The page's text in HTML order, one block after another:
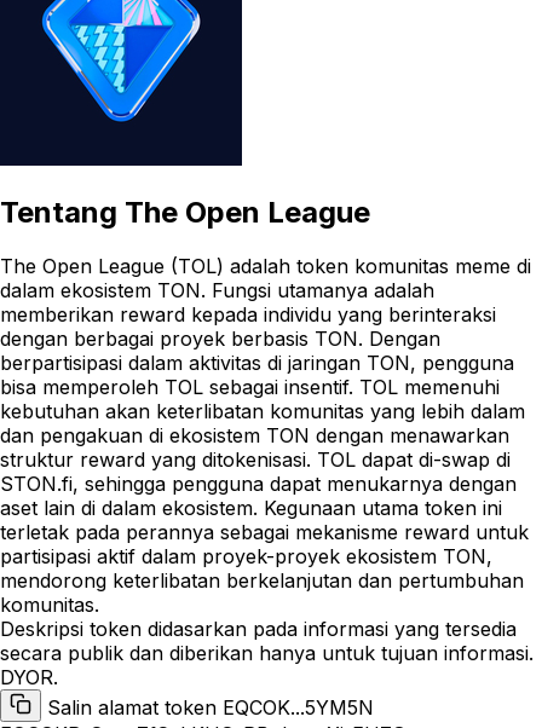
Tentang The Open League
The Open League (TOL) adalah token komunitas meme di
dalam ekosistem TON. Fungsi utamanya adalah
memberikan reward kepada individu yang berinteraksi
dengan berbagai proyek berbasis TON. Dengan
berpartisipasi dalam aktivitas di jaringan TON, pengguna
bisa memperoleh TOL sebagai insentif. TOL memenuhi
kebutuhan akan keterlibatan komunitas yang lebih dalam
dan pengakuan di ekosistem TON dengan menawarkan
struktur reward yang ditokenisasi. TOL dapat di-swap di
STON.fi, sehingga pengguna dapat menukarnya dengan
aset lain di dalam ekosistem. Kegunaan utama token ini
terletak pada perannya sebagai mekanisme reward untuk
partisipasi aktif dalam proyek-proyek ekosistem TON,
mendorong keterlibatan berkelanjutan dan pertumbuhan
komunitas.
Deskripsi token didasarkan pada informasi yang tersedia
secara publik dan diberikan hanya untuk tujuan informasi.
DYOR.
Salin alamat token EQCOK...5YM5N